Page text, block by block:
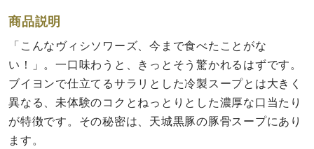
商品説明
「こんなヴィシソワーズ、今まで食べたことがな
い！」。一口味わうと、きっとそう驚かれるはずです。
ブイヨンで仕立てるサラリとした冷製スープとは大きく
異なる、未体験のコクとねっとりとした濃厚な口当たり
が特徴です。その秘密は、天城黒豚の豚骨スープにあり
ます。